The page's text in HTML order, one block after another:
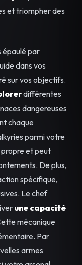
et triompher des
épaulé par
dans vos
sur vos objectifs.
différentes
dangereuses
chaque
parmi votre
et peut
De plus,
spécifique,
Le chef
une capacité
mécanique
Par
armes